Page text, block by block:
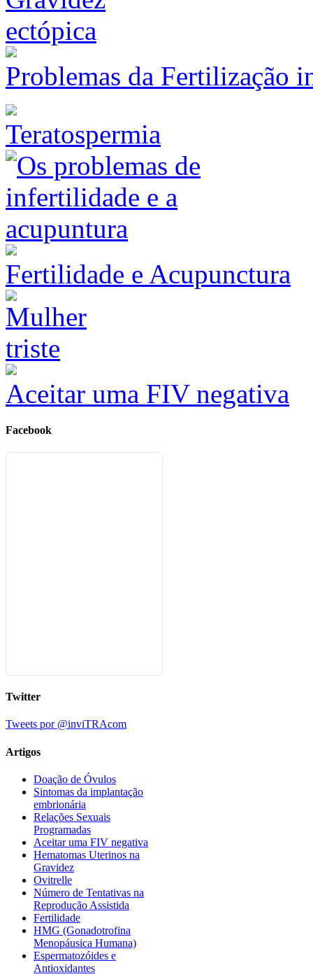
Problemas da Fertilização
Teratospermia
Fertilidade e Acupunctura
Aceitar uma FIV negativa
Facebook
Twitter
Tweets por @inviTRAcom
Artigos
Doação de Óvulos
Sintomas da implantação
embrionária
Relações Sexuais
Programadas
Aceitar uma FIV negativa
Hematomas Uterinos na
Gravidez
Ovitrelle
Número de Tentativas na
Reprodução Assistida
Fertilidade
HMG (Gonadotrofina
Menopáusica Humana)
Espermatozóides e
Antioxidantes